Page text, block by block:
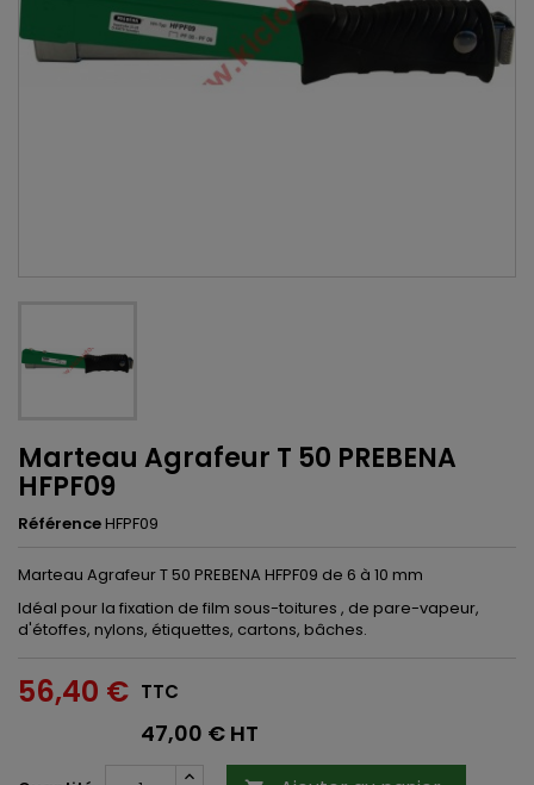
Marteau Agrafeur T 50 PREBENA
HFPF09
RéférenceHFPF09
Marteau Agrafeur T 50 PREBENA HFPF09 de 6 à 10 mm
Idéal pour la fixation de film sous-toitures , de pare-vapeur,
d'étoffes, nylons, étiquettes, cartons, bâches.
56,40 € TTC
47,00 € HT